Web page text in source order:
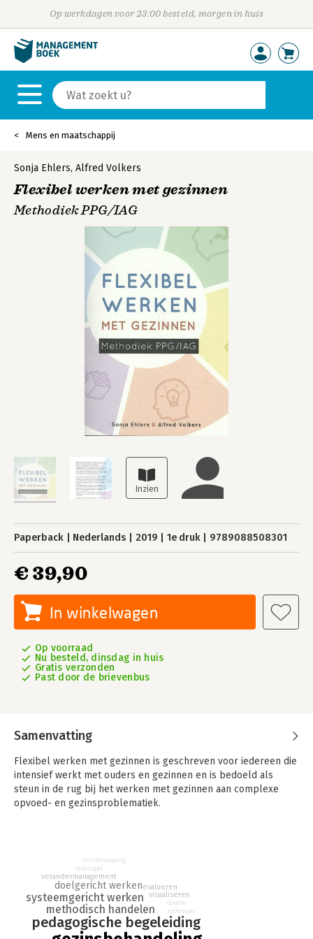
Op werkdagen voor 23:00 besteld, morgen in huis
Mens en maatschappij
Sonja Ehlers, Alfred Volkers
Flexibel werken met gezinnen
Methodiek PPG/IAG
Paperback Nederlands 2019 1e druk 9789088508301
€ 39,90
In winkelwagen
Op voorraad
Nu besteld, dinsdag in huis
Gratis verzonden
Past door de brievenbus
Samenvatting
Flexibel werken met gezinnen is geschreven voor iedereen die
intensief werkt met ouders en gezinnen en is bedoeld als
steun in de rug bij het werken met gezinnen aan complexe
opvoed- en gezinsproblematiek.
Ambulante Gezinsbehandeling (IAG). Het onderscheidt zich van
de andere vormen van intensieve gezinsbegeleiding door de
grote aandacht voor oudergericht werken. Door de ouder in de
methodiek centraal te stellen wordt de samenwerking
gelijkwaardig en spreekt het vanzelf om de ouder in zijn
competenties te erkennen.
pedagogische begeleiding
methodisch handelen
systeemgericht werken
doelgericht werken
verandermanagement
evalueren
visualiseren
taxatie
rollenspel
rollenspel
mindmapping